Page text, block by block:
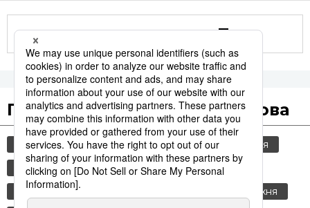
Другие статьи по теме
Популярные поисковые слова
общество культура
старение населения
jiji press
история
политика
еда и напитки
японская кухня